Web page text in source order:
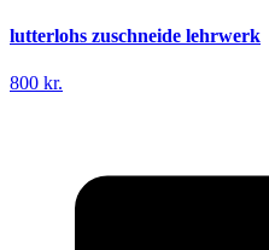
lutterlohs zuschneide lehrwerk
800 kr.